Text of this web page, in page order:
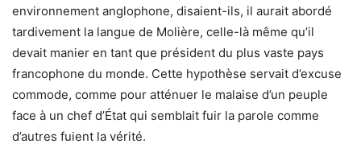
environnement anglophone, disaient-ils, il aurait abordé
tardivement la langue de Molière, celle-là même qu’il
devait manier en tant que président du plus vaste pays
francophone du monde. Cette hypothèse servait d’excuse
commode, comme pour atténuer le malaise d’un peuple
face à un chef d’État qui semblait fuir la parole comme
d’autres fuient la vérité.